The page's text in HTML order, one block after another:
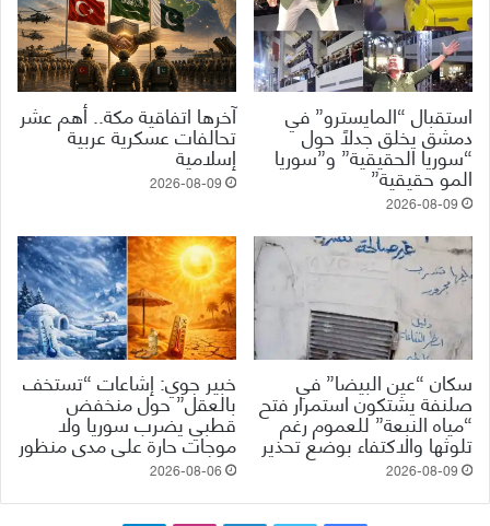
استقبال “المايسترو” في
دمشق يخلق جدلاً حول
“سوريا الحقيقية” و”سوريا
المو حقيقية”
2026-08-09
آخرها اتفاقية مكة.. أهم عشر
تحالفات عسكرية عربية
إسلامية
2026-08-09
سكان “عين البيضا” في
صلنفة يشتكون استمرار فتح
“مياه النبعة” للعموم رغم
تلوثها والاكتفاء بوضع تحذير
2026-08-09
خبير جوي: إشاعات “تستخف
بالعقل” حول منخفض
قطبي يضرب سوريا ولا
موجات حارة على مدى منظور
2026-08-06